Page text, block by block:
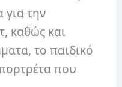
για την
καθώς και
το παιδικό
που